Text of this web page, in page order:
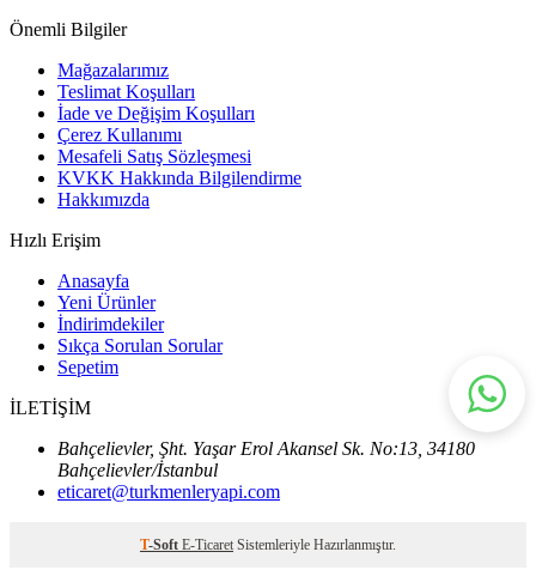
Önemli Bilgiler
Mağazalarımız
Teslimat Koşulları
İade ve Değişim Koşulları
Çerez Kullanımı
Mesafeli Satış Sözleşmesi
KVKK Hakkında Bilgilendirme
Hakkımızda
Hızlı Erişim
Anasayfa
Yeni Ürünler
İndirimdekiler
Sıkça Sorulan Sorular
Sepetim
İLETİŞİM
Bahçelievler, Şht. Yaşar Erol Akansel Sk. No:13, 34180
Bahçelievler/İstanbul
eticaret@turkmenleryapi.com
T-Soft E-Ticaret Sistemleriyle Hazırlanmıştır.